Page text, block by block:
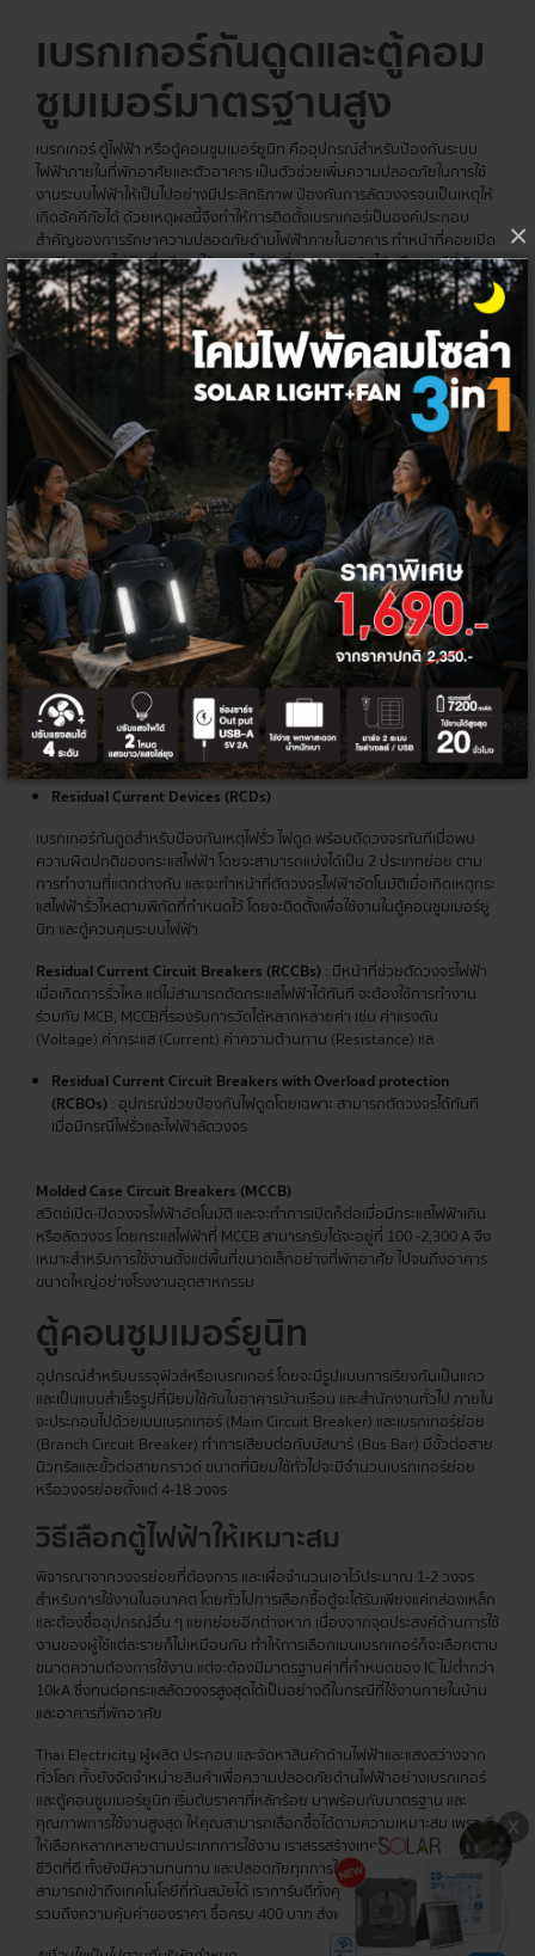
×
เบรกเกอร์กันดูดและตู้คอม
ซูมเมอร์มาตรฐานสูง
เบรกเกอร์ ตู้ไฟฟ้า หรือตู้คอนซูมเมอร์ยูนิท คืออุปกรณ์สำหรับป้องกันระบบ
ไฟฟ้าภายในที่พักอาศัยและตัวอาคาร เป็นตัวช่วยเพิ่มความปลอดภัยในการใช้
งานระบบไฟฟ้าให้เป็นไปอย่างมีประสิทธิภาพ ป้องกันการลัดวงจรจนเป็นเหตุให้
เกิดอัคคีภัยได้ ด้วยเหตุผลนี้จึงทำให้การติดตั้งเบรกเกอร์เป็นองค์ประกอบ
สำคัญของการรักษาความปลอดภัยด้านไฟฟ้าภายในอาคาร ทำหน้าที่คอยเปิด
และปิดกระแสไฟฟ้าเมื่อมีการใช้กระแสไฟฟ้าที่สูงมากจนเกินไป หรือกรณีที่เกิด
ไฟฟ้าลัดวงจร จึงต้องทำการเลือกอุปกรณ์ให้เหมาะสมสำหรับการใช้งานจริง
เซอร์กิตเบรกเกอร์
สวิตช์ไฟฟ้าแบบอัตโนมัติที่ถูกออกแบบมาเพื่อป้องกันเหตุไฟฟ้าเกิดความเสีย
หายจากกระแสไฟส่วนเกิน โดยการทำงานพื้นฐานของเบรกเกอร์จะทำหน้าที่ตัด
กระแสไฟฟ้าหลังจากตรวจพบความผิดปกติในวงจร และเมื่อตัดกระแสไฟฟ้าใน
วงจรไปแล้ว จะสามารถปิดหรือต่อวงจรใหม่ได้ทันทีหลังแก้ปัญหา
ประเภทของเบรกเกอร์ที่ใช้บ้าน
สามารถแบ่งแยกเบรกเกอร์ได้ตามประเภทพิกัดแรงดันไฟฟ้า ได้ 3 ประเภทหลัก
ได้แก่ Low Voltage, Medium Voltage และ High Voltage โดยประเภทที่นิยม
ใช้ในที่พักอาศัยและอาคารมักจะเป็นแบบ Low Voltage ที่ประกอบไปด้วย
Miniature Circuit Breakers (MCBs)
เบรกเกอร์ลูกย่อย มีขนาดเล็ก สำหรับใช้ภายในที่พักอาศัยและอาคารที่กระแส
ไฟฟ้าไม่เกิน 100 A ใช้ได้กับทั้งระบบไฟฟ้า 1 และ 3 เฟส โดยจะมีขนาดตั้งแต่ 1, 2,
3 และ 4 Pole สามารถติดตั้งเป็นอุปกรณ์ป้องกันร่วมกันกับแผงจ่ายไฟฟ้าย่อย
(Load Center) หรือแผงจ่ายไฟในที่พักอาศัยอย่างตู้คอนซูมเมอร์ยูนิทที่มี
พิกัดกระแสลัดวงจรต่ำ แต่ไม่สามารถปรับการตั้งค่ากระแสลัดวงจรได้
Residual Current Devices (RCDs)
เบรกเกอร์กันดูดสำหรับป้องกันเหตุไฟรั่ว ไฟดูด พร้อมตัดวงจรทันทีเมื่อพบ
ความผิดปกติของกระแสไฟฟ้า โดยจะสามารถแบ่งได้เป็น 2 ประเภทย่อย ตาม
การทำงานที่แตกต่างกัน และจะทำหน้าที่ตัดวงจรไฟฟ้าอัตโนมัติเมื่อเกิดเหตุกระ
แสไฟฟ้ารั่วไหลตามพิกัดที่กำหนดไว้ โดยจะติดตั้งเพื่อใช้งานในตู้คอนซูมเมอร์ยู
นิท และตู้ควบคุมระบบไฟฟ้า
Residual Current Circuit Breakers (RCCBs) : มีหน้าที่ช่วยตัดวงจรไฟฟ้า
เมื่อเกิดการรั่วไหล แต่ไม่สามารถตัดกระแสไฟฟ้าได้ทันที จะต้องใช้การทำงาน
ร่วมกับ MCB, MCCBที่รองรับการวัดได้หลากหลายค่า เช่น ค่าแรงดัน
(Voltage) ค่ากระแส (Current) ค่าความต้านทาน (Resistance) แล
Residual Current Circuit Breakers with Overload protection
(RCBOs) : อุปกรณ์ช่วยป้องกันไฟดูดโดยเฉพาะ สามารถตัดวงจรได้ทันที
เมื่อมีกรณีไฟรั่วและไฟฟ้าลัดวงจร
Molded Case Circuit Breakers (MCCB)
สวิตช์เปิด-ปิดวงจรไฟฟ้าอัตโนมัติ และจะทำการเปิดก็ต่อเมื่อมีกระแสไฟฟ้าเกิน
หรือลัดวงจร โดยกระแสไฟฟ้าที่ MCCB สามารถรับได้จะอยู่ที่ 100 -2,300 A จึง
เหมาะสำหรับการใช้งานตั้งแต่พื้นที่ขนาดเล็กอย่างที่พักอาศัย ไปจนถึงอาคาร
ขนาดใหญ่อย่างโรงงานอุตสาหกรรม
ตู้คอนซูมเมอร์ยูนิท
อุปกรณ์สำหรับบรรจุฟิวส์หรือเบรกเกอร์ โดยจะมีรูปแบบการเรียงกันเป็นแถว
และเป็นแบบสำเร็จรูปที่นิยมใช้กันในอาคารบ้านเรือน และสำนักงานทั่วไป ภายใน
จะประกอบไปด้วยเมนเบรกเกอร์ (Main Circuit Breaker) และเบรกเกอร์ย่อย
(Branch Circuit Breaker) ทำการเสียบต่อกับบัสบาร์ (Bus Bar) มีขั้วต่อสาย
นิวทรัลและขั้วต่อสายกราวด์ ขนาดที่นิยมใช้ทั่วไปจะมีจำนวนเบรกเกอร์ย่อย
หรือวงจรย่อยตั้งแต่ 4-18 วงจร
วิธีเลือกตู้ไฟฟ้าให้เหมาะสม
พิจารณาจากวงจรย่อยที่ต้องการ และเผื่อจำนวนเอาไว้ประมาณ 1-2 วงจร
สำหรับการใช้งานในอนาคต โดยทั่วไปการเลือกซื้อตู้จะได้รับเพียงแค่กล่องเหล็ก
และต้องซื้ออุปกรณ์อื่น ๆ แยกย่อยอีกต่างหาก เนื่องจากจุดประสงค์ด้านการใช้
งานของผู้ใช้แต่ละรายก็ไม่เหมือนกัน ทำให้การเลือกเมนเบรกเกอร์ก็จะเลือกตาม
ขนาดความต้องการใช้งาน แต่จะต้องมีมาตรฐานค่าที่กำหนดของ IC ไม่ต่ำกว่า
10kA ซึ่งทนต่อกระแสลัดวงจรสูงสุดได้เป็นอย่างดีในกรณีที่ใช้งานภายในบ้าน
และอาคารที่พักอาศัย
Thai Electricity ผู้ผลิต ประกอบ และจัดหาสินค้าด้านไฟฟ้าและแสงสว่างจาก
ทั่วโลก ทั้งยังจัดจำหน่ายสินค้าเพื่อความปลอดภัยด้านไฟฟ้าอย่างเบรกเกอร์
และตู้คอนซูมเมอร์ยูนิท เริ่มต้นราคาที่หลักร้อย มาพร้อมกับมาตรฐาน และ
คุณภาพการใช้งานสูงสุด ให้คุณสามารถเลือกซื้อได้ตามความเหมาะสม เพราะมี
ให้เลือกหลากหลายตามประเภทการใช้งาน เราสรรสร้างเทคโนโลยีเพื่อคุณภาพ
ชีวิตที่ดี ทั้งยังมีความทนทาน และปลอดภัยทุกการใช้งาน เพื่อให้ทุกท่าน
สามารถเข้าถึงเทคโนโลยีที่ทันสมัยได้ เราการันตีทั้งคุณภาพสินค้าอย่างดีเยี่ยม
รวมถึงความคุ้มค่าของราคา ซื้อครบ 400 บาท ส่งฟรีทุกรายการ!